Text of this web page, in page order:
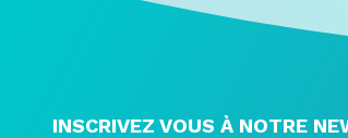
INSCRIVEZ VOUS À NOTRE